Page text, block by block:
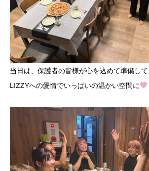
当日は、保護者の皆様が心を込めて準備し
LIZZYへの愛情でいっぱいの温かい空間に